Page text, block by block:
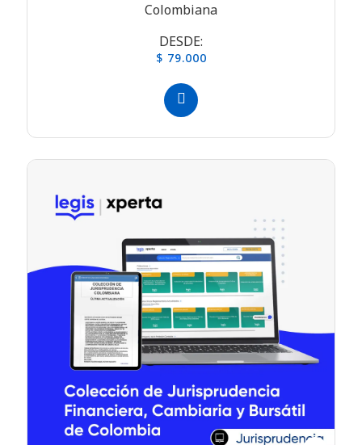
Colombiana
DESDE:
$ 79.000